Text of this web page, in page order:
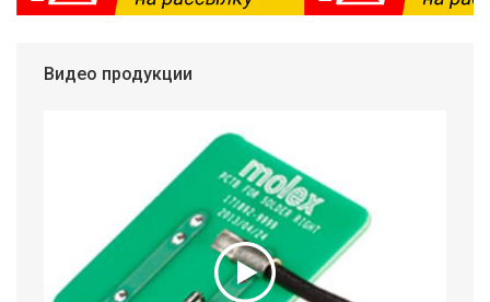
Видео продукции